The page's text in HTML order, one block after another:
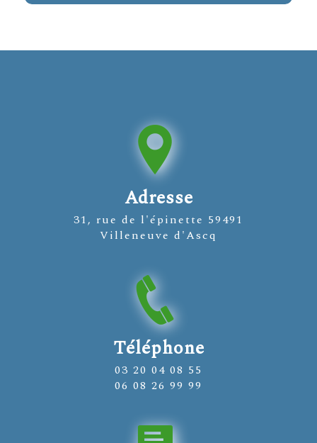
Adresse
31, rue de l'épinette 59491
Villeneuve d'Ascq
Téléphone
03 20 04 08 55
06 08 26 99 99